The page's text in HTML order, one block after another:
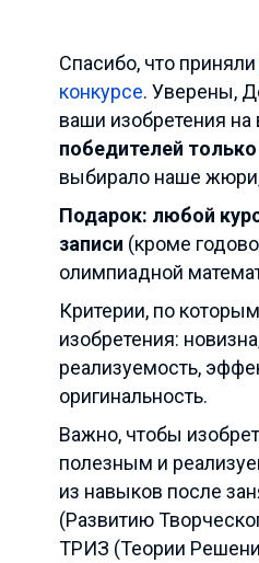
Спасибо, что приняли
конкурсе. Уверены,
ваши изобретения на
победителей
выбирало наше
Подарок: любой
записи (кроме
олимпиадной
Критерии, по
изобретения:
реализуемость,
оригинальность.
Важно, чтобы
полезным и
из навыков после
(Развитию
ТРИЗ (Теории